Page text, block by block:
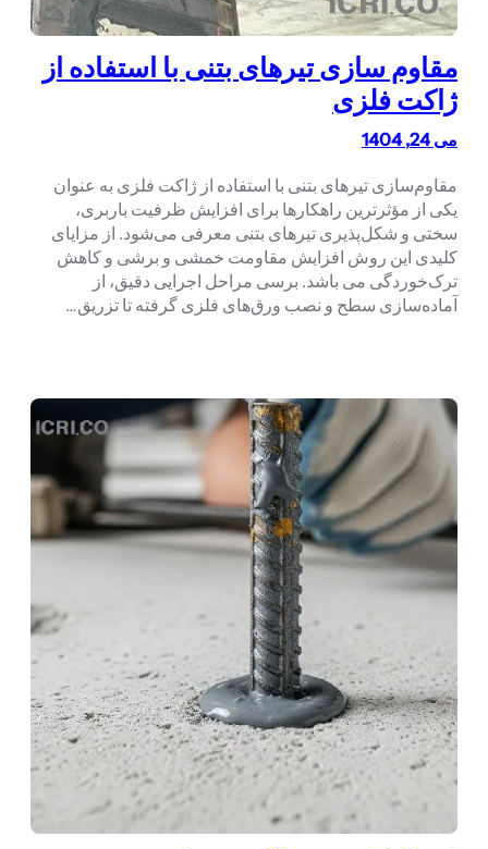
مقاوم سازی تیرهای بتنی با استفاده از
ژاکت فلزی
می 24, 1404
مقاوم‌سازی تیرهای بتنی با استفاده از ژاکت فلزی به عنوان
یکی از مؤثرترین راهکارها برای افزایش ظرفیت باربری،
سختی و شکل‌پذیری تیرهای بتنی معرفی می‌شود. از مزایای
کلیدی این روش افزایش مقاومت خمشی و برشی و کاهش
ترک‌خوردگی می باشد. برسی مراحل اجرایی دقیق، از
آماده‌سازی سطح و نصب ورق‌های فلزی گرفته تا تزریق…